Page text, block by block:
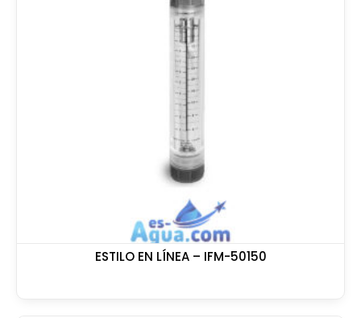
ESTILO EN LÍNEA – IFM-50150